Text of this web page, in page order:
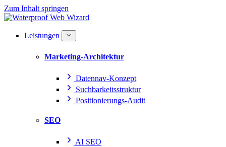
Zum Inhalt springen
Leistungen
Marketing-Architektur
Datennav-Konzept
Suchbarkeitsstruktur
Positionierungs-Audit
SEO
AI SEO